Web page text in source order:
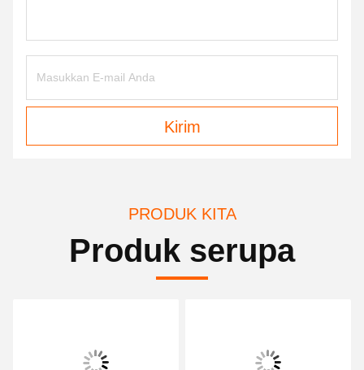
Kirim
PRODUK KITA
Produk serupa